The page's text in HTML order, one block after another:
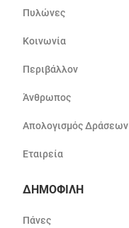
Πυλώνες
Κοινωνία
Περιβάλλον
Άνθρωπος
Απολογισμός Δράσεων
Εταιρεία
ΔΗΜΟΦΙΛΗ
Πάνες